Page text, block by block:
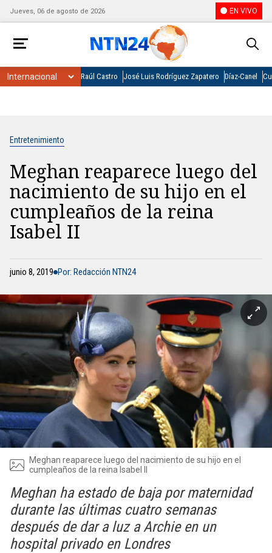
Jueves, 06 de agosto de 2026 EN VIVO
Raúl Castro José Luis Rodríguez Zapatero Díaz-Canel
Entretenimiento
Meghan reaparece luego del
nacimiento de su hijo en el
cumpleaños de la reina
Isabel II
junio 8, 2019 Por: Redacción NTN24
Meghan reaparece luego del nacimiento de su hijo en el
cumpleaños de la reina Isabel II
Meghan ha estado de baja por maternidad
durante las últimas cuatro semanas
después de dar a luz a Archie en un
hospital privado en Londres